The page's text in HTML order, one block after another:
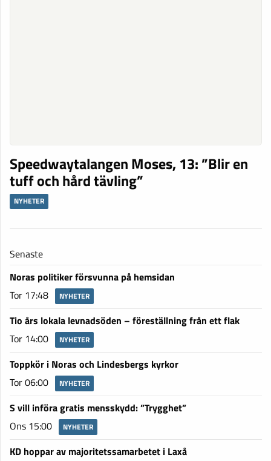
Speedwaytalangen Moses, 13: ”Blir en
tuff och hård tävling”
NYHETER
Senaste
Noras politiker försvunna på hemsidan
Tor 17:48
NYHETER
Tio års lokala levnadsöden – föreställning från ett flak
Tor 14:00
NYHETER
Toppkör i Noras och Lindesbergs kyrkor
Tor 06:00
NYHETER
S vill införa gratis mensskydd: ”Trygghet”
Ons 15:00
NYHETER
KD hoppar av majoritetssamarbetet i Laxå